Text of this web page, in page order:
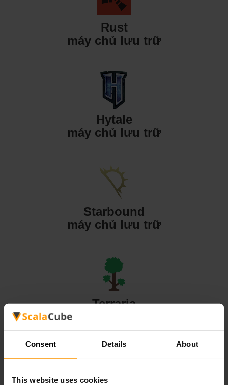
Consent Details About
This website uses cookies
Rust
máy chủ lưu trữ
Hytale
máy chủ lưu trữ
Starbound
máy chủ lưu trữ
Terraria
máy chủ lưu trữ